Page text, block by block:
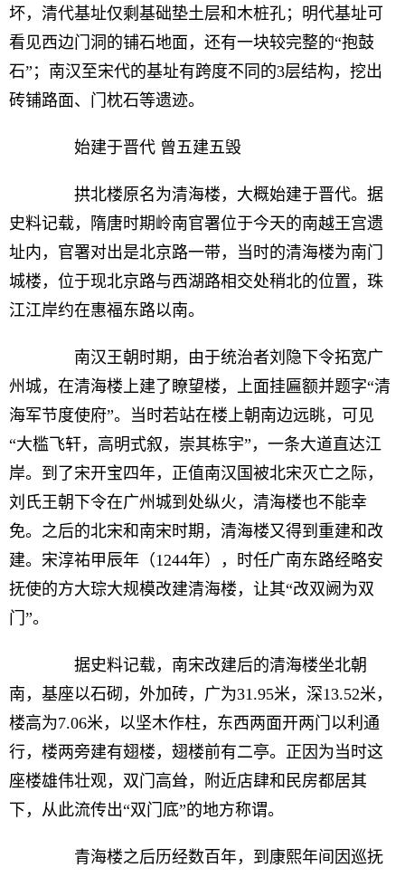
坏，清代基址仅剩基础垫土层和木桩孔；明代基址可
看见西边门洞的铺石地面，还有一块较完整的“抱鼓
石”；南汉至宋代的基址有跨度不同的3层结构，挖出
砖铺路面、门枕石等遗迹。
始建于晋代 曾五建五毁
拱北楼原名为清海楼，大概始建于晋代。据
史料记载，隋唐时期岭南官署位于今天的南越王宫遗
址内，官署对出是北京路一带，当时的清海楼为南门
城楼，位于现北京路与西湖路相交处稍北的位置，珠
江江岸约在惠福东路以南。
南汉王朝时期，由于统治者刘隐下令拓宽广
州城，在清海楼上建了瞭望楼，上面挂匾额并题字“清
海军节度使府”。当时若站在楼上朝南边远眺，可见
“大槛飞轩，高明式叙，崇其栋宇”，一条大道直达江
岸。到了宋开宝四年，正值南汉国被北宋灭亡之际，
刘氏王朝下令在广州城到处纵火，清海楼也不能幸
免。之后的北宋和南宋时期，清海楼又得到重建和改
建。宋淳祐甲辰年（1244年），时任广南东路经略安
抚使的方大琮大规模改建清海楼，让其“改双阙为双
门”。
据史料记载，南宋改建后的清海楼坐北朝
南，基座以石砌，外加砖，广为31.95米，深13.52米，
楼高为7.06米，以坚木作柱，东西两面开两门以利通
行，楼两旁建有翅楼，翅楼前有二亭。正因为当时这
座楼雄伟壮观，双门高耸，附近店肆和民房都居其
下，从此流传出“双门底”的地方称谓。
青海楼之后历经数百年，到康熙年间因巡抚